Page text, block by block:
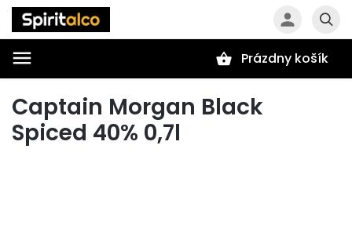
Prázdny košík
Captain Morgan Black
Spiced 40% 0,7l